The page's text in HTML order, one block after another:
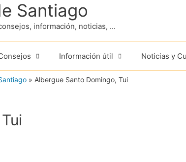
Santiago
información, noticias, ...
Información útil Noticias y
» Albergue Santo Domingo, Tui